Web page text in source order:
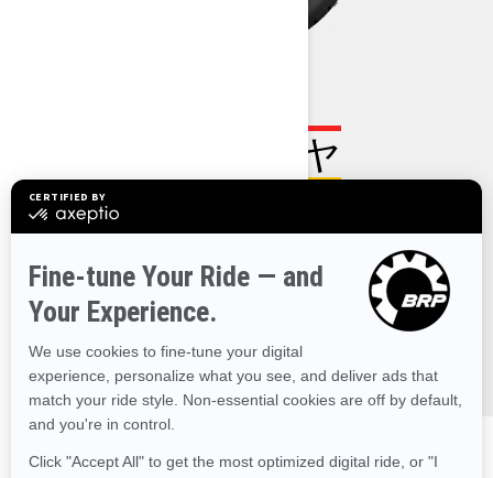
XPS ROADSTERタイヤ
さらに耐久性アップ
XPS ROADSTERタイヤは、前バージョンから大幅に
改良。優れたグリップ力と快適性で、安全なライディ
ングを提供します。
SPYDER RTのパッケージと仕